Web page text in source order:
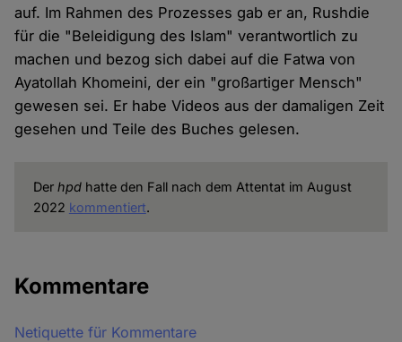
auf. Im Rahmen des Prozesses gab er an, Rushdie
für die "Beleidigung des Islam" verantwortlich zu
machen und bezog sich dabei auf die Fatwa von
Ayatollah Khomeini, der ein "großartiger Mensch"
gewesen sei. Er habe Videos aus der damaligen Zeit
gesehen und Teile des Buches gelesen.
Der hpdhatte den Fall nach dem Attentat im August
2022 kommentiert.
Kommentare
Netiquette für Kommentare